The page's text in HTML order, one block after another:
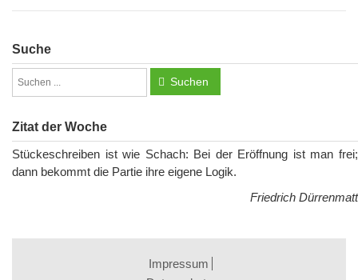
Suche
Suchen
Zitat der Woche
Stückeschreiben ist wie Schach: Bei der Eröffnung ist man frei;
dann bekommt die Partie ihre eigene Logik.
Friedrich Dürrenmatt
Impressum